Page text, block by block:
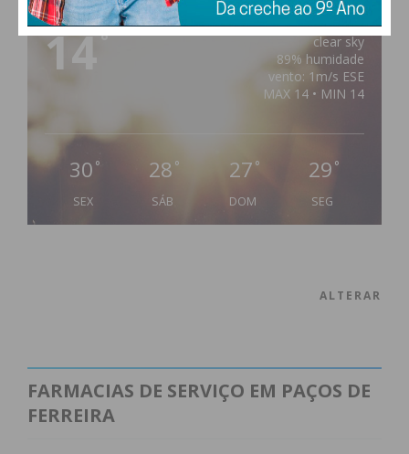
14°
clear sky
89% humidade
vento: 1m/s ESE
MAX 14 • MIN 14
30 °
SEX
28 °
SÁB
27 °
DOM
29 °
SEG
ALTERAR
FARMACIAS DE SERVIÇO EM PAÇOS DE
FERREIRA